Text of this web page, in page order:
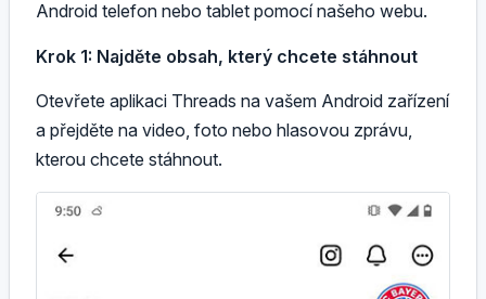
Android telefon nebo tablet pomocí našeho webu.
Krok 1: Najděte obsah, který chcete stáhnout
Otevřete aplikaci Threads na vašem Android zařízení
a přejděte na video, foto nebo hlasovou zprávu,
kterou chcete stáhnout.